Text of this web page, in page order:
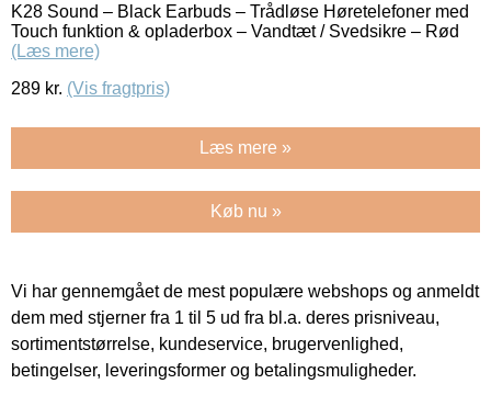
K28 Sound – Black Earbuds – Trådløse Høretelefoner med
Touch funktion & opladerbox – Vandtæt / Svedsikre – Rød
(Læs mere)
289 kr. (Vis fragtpris)
Læs mere »
Køb nu »
Vi har gennemgået de mest populære webshops og anmeldt
dem med stjerner fra 1 til 5 ud fra bl.a. deres prisniveau,
sortimentstørrelse, kundeservice, brugervenlighed,
betingelser, leveringsformer og betalingsmuligheder.